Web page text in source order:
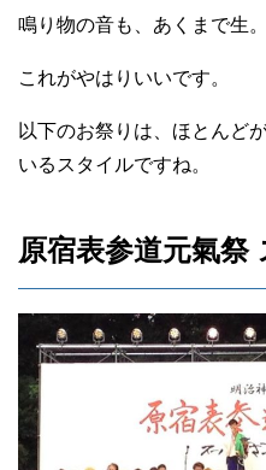
鳴り物の音も、あくまで生。
これがやはりいいです。
以下のお祭りは、ほとんど
いるスタイルですね。
原宿表参道元氣祭